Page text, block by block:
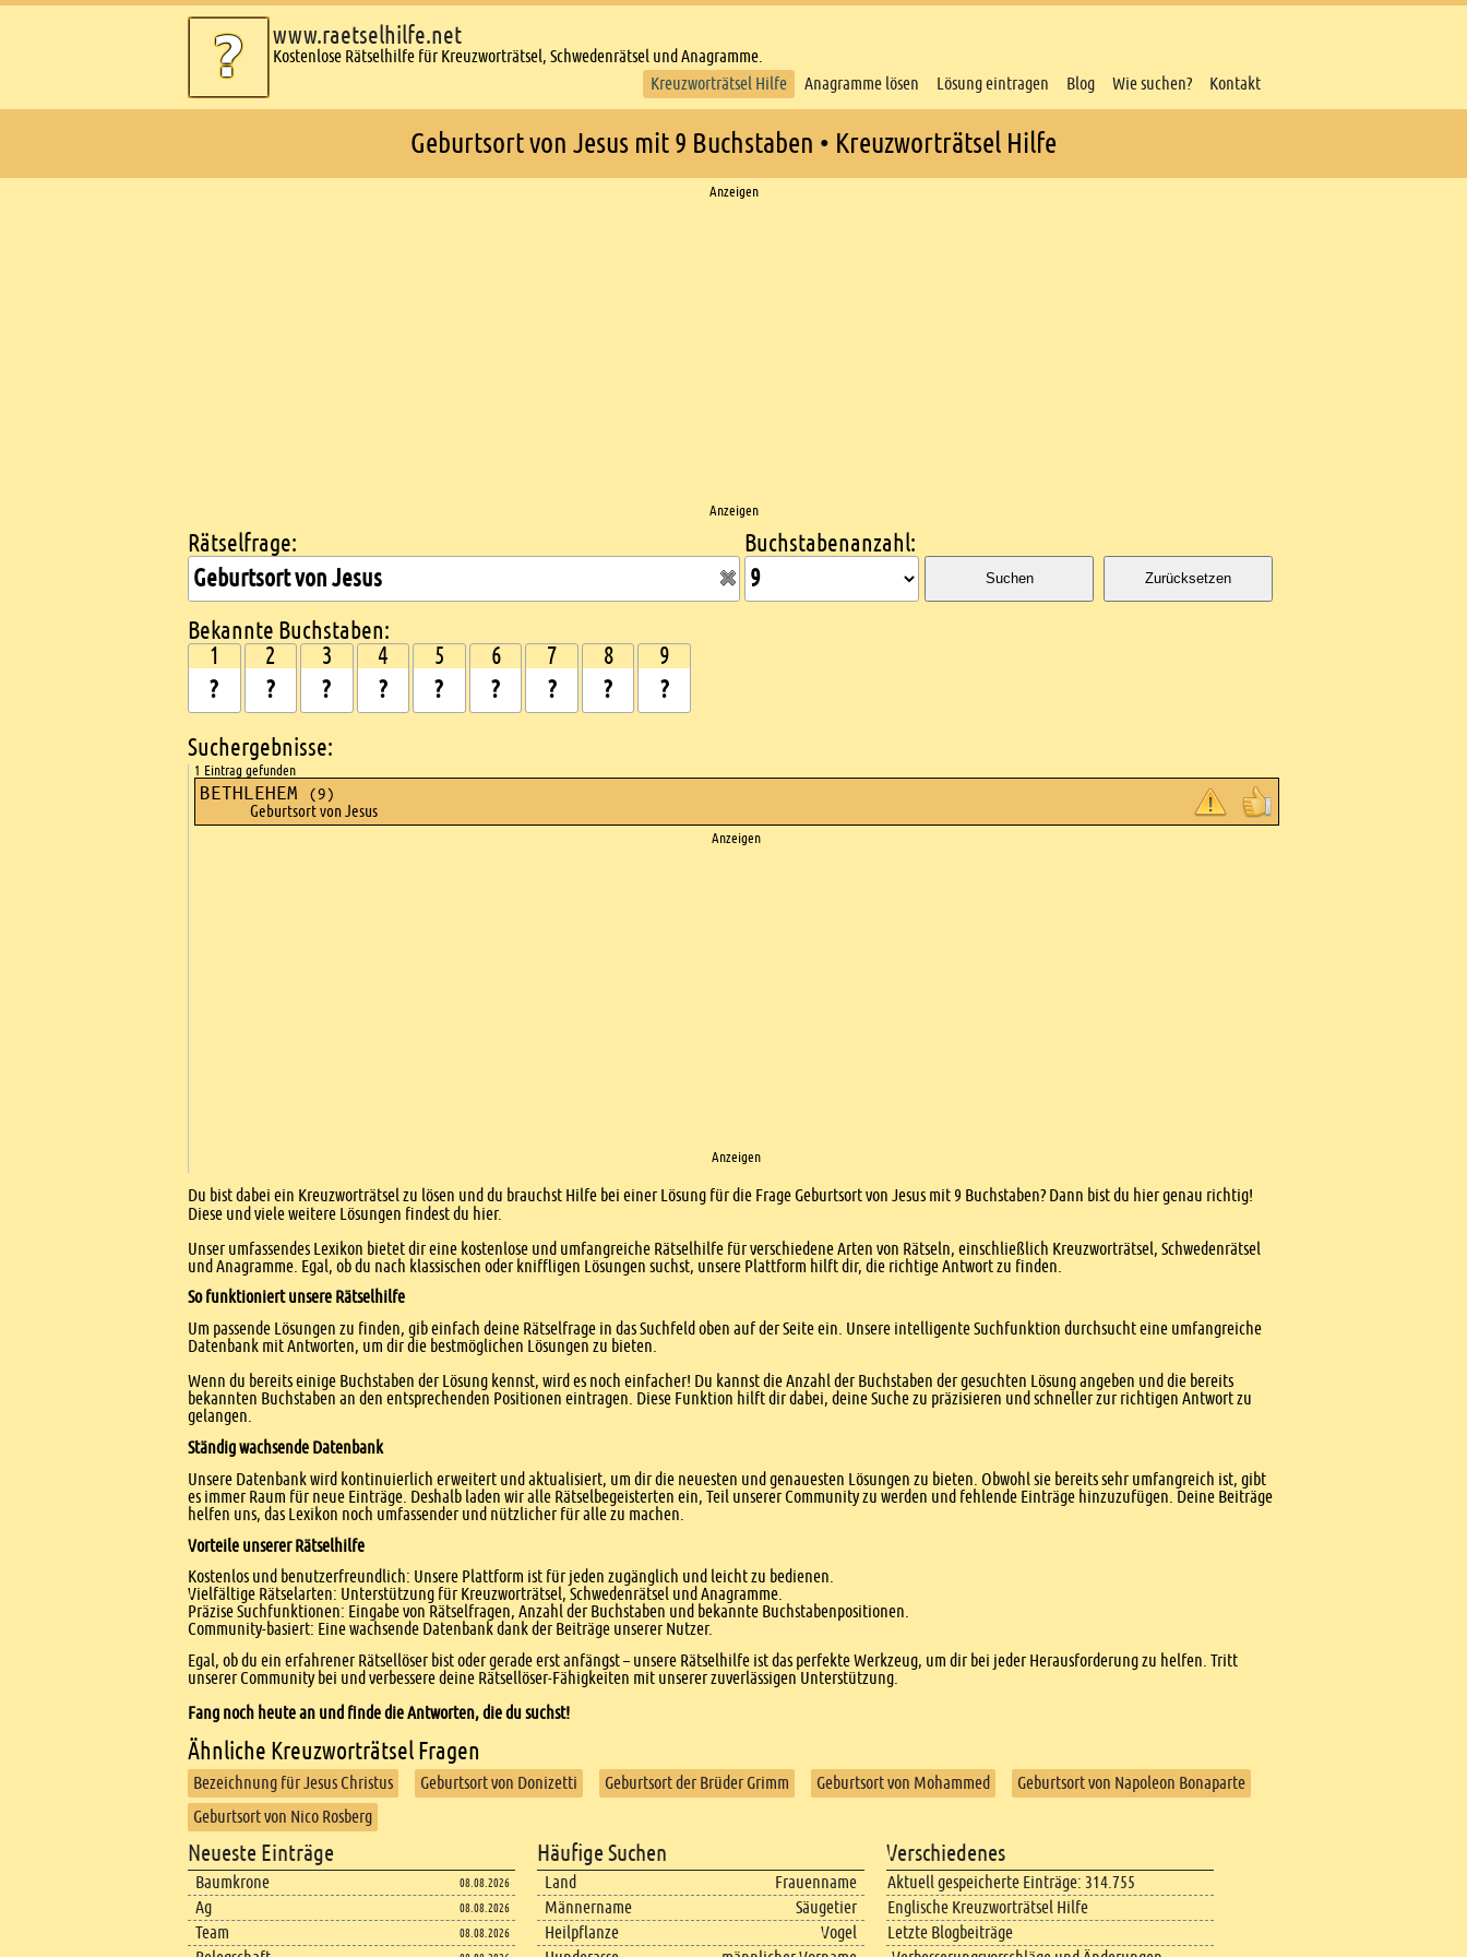
www.raetselhilfe.net
Kostenlose Rätselhilfe für Kreuzworträtsel, Schwedenrätsel und Anagramme.
Kreuzworträtsel Hilfe
Anagramme lösen Lösung eintragen Blog Wie suchen? Kontakt
Geburtsort von Jesus mit 9 Buchstaben • Kreuzworträtsel Hilfe
Anzeigen
Anzeigen
Kreuzworträtsel suchen
Rätselfrage: Buchstabenanzahl:
Suchen Zurücksetzen
Bekannte Buchstaben:
1 2 3 4 5 6 7 8 9
Suchergebnisse:
1 Eintrag gefunden
BETHLEHEM (9)
Geburtsort von Jesus
Anzeigen
Anzeigen
Einleitung
Du bist dabei ein Kreuzworträtsel zu lösen und du brauchst Hilfe bei einer Lösung für die Frage Geburtsort von Jesus mit 9 Buchstaben? Dann bist du hier genau richtig!
Diese und viele weitere Lösungen findest du hier.
Unser umfassendes Lexikon bietet dir eine kostenlose und umfangreiche Rätselhilfe für verschiedene Arten von Rätseln, einschließlich Kreuzworträtsel, Schwedenrätsel
und Anagramme. Egal, ob du nach klassischen oder kniffligen Lösungen suchst, unsere Plattform hilft dir, die richtige Antwort zu finden.
So funktioniert unsere Rätselhilfe
Um passende Lösungen zu finden, gib einfach deine Rätselfrage in das Suchfeld oben auf der Seite ein. Unsere intelligente Suchfunktion durchsucht eine umfangreiche
Datenbank mit Antworten, um dir die bestmöglichen Lösungen zu bieten.
Wenn du bereits einige Buchstaben der Lösung kennst, wird es noch einfacher! Du kannst die Anzahl der Buchstaben der gesuchten Lösung angeben und die bereits
bekannten Buchstaben an den entsprechenden Positionen eintragen. Diese Funktion hilft dir dabei, deine Suche zu präzisieren und schneller zur richtigen Antwort zu
gelangen.
Ständig wachsende Datenbank
Unsere Datenbank wird kontinuierlich erweitert und aktualisiert, um dir die neuesten und genauesten Lösungen zu bieten. Obwohl sie bereits sehr umfangreich ist, gibt
es immer Raum für neue Einträge. Deshalb laden wir alle Rätselbegeisterten ein, Teil unserer Community zu werden und fehlende Einträge hinzuzufügen. Deine Beiträge
helfen uns, das Lexikon noch umfassender und nützlicher für alle zu machen.
Vorteile unserer Rätselhilfe
Kostenlos und benutzerfreundlich: Unsere Plattform ist für jeden zugänglich und leicht zu bedienen.
Vielfältige Rätselarten: Unterstützung für Kreuzworträtsel, Schwedenrätsel und Anagramme.
Präzise Suchfunktionen: Eingabe von Rätselfragen, Anzahl der Buchstaben und bekannte Buchstabenpositionen.
Community-basiert: Eine wachsende Datenbank dank der Beiträge unserer Nutzer.
Egal, ob du ein erfahrener Rätsellöser bist oder gerade erst anfängst – unsere Rätselhilfe ist das perfekte Werkzeug, um dir bei jeder Herausforderung zu helfen. Tritt
unserer Community bei und verbessere deine Rätsellöser-Fähigkeiten mit unserer zuverlässigen Unterstützung.
Fang noch heute an und finde die Antworten, die du suchst!
Ähnliche Kreuzworträtsel Fragen
Bezeichnung für Jesus Christus Geburtsort von Donizetti Geburtsort der Brüder Grimm Geburtsort von Mohammed
Geburtsort von Napoleon Bonaparte
Geburtsort von Nico Rosberg
Footer content
Neueste Einträge
Baumkrone 08.08.2026
Ag 08.08.2026
Team 08.08.2026
Häufige Suchen
Land
Frauenname
Männername
Säugetier
Heilpflanze
Vogel
Verschiedenes
Aktuell gespeicherte Einträge: 314.755
Englische Kreuzworträtsel Hilfe
Letzte Blogbeiträge